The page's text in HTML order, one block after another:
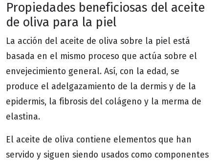
Propiedades beneficiosas del aceite
de oliva para la piel
La acción del aceite de oliva sobre la piel está
basada en el mismo proceso que actúa sobre el
envejecimiento general. Así, con la edad, se
produce el adelgazamiento de la dermis y de la
epidermis, la fibrosis del colágeno y la merma de
elastina.
El aceite de oliva contiene elementos que han
servido y siguen siendo usados como componentes